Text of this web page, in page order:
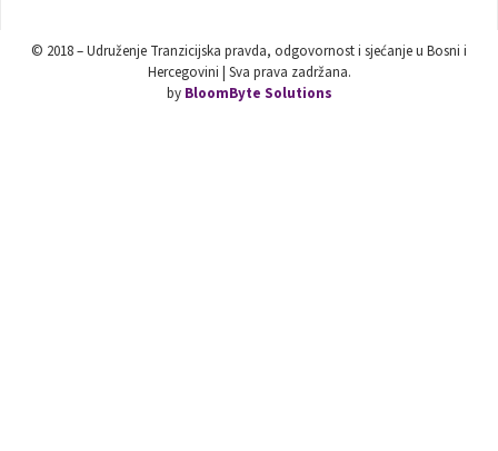
© 2018 – Udruženje Tranzicijska pravda, odgovornost i sjećanje u Bosni i
Hercegovini | Sva prava zadržana.
by BloomByte Solutions